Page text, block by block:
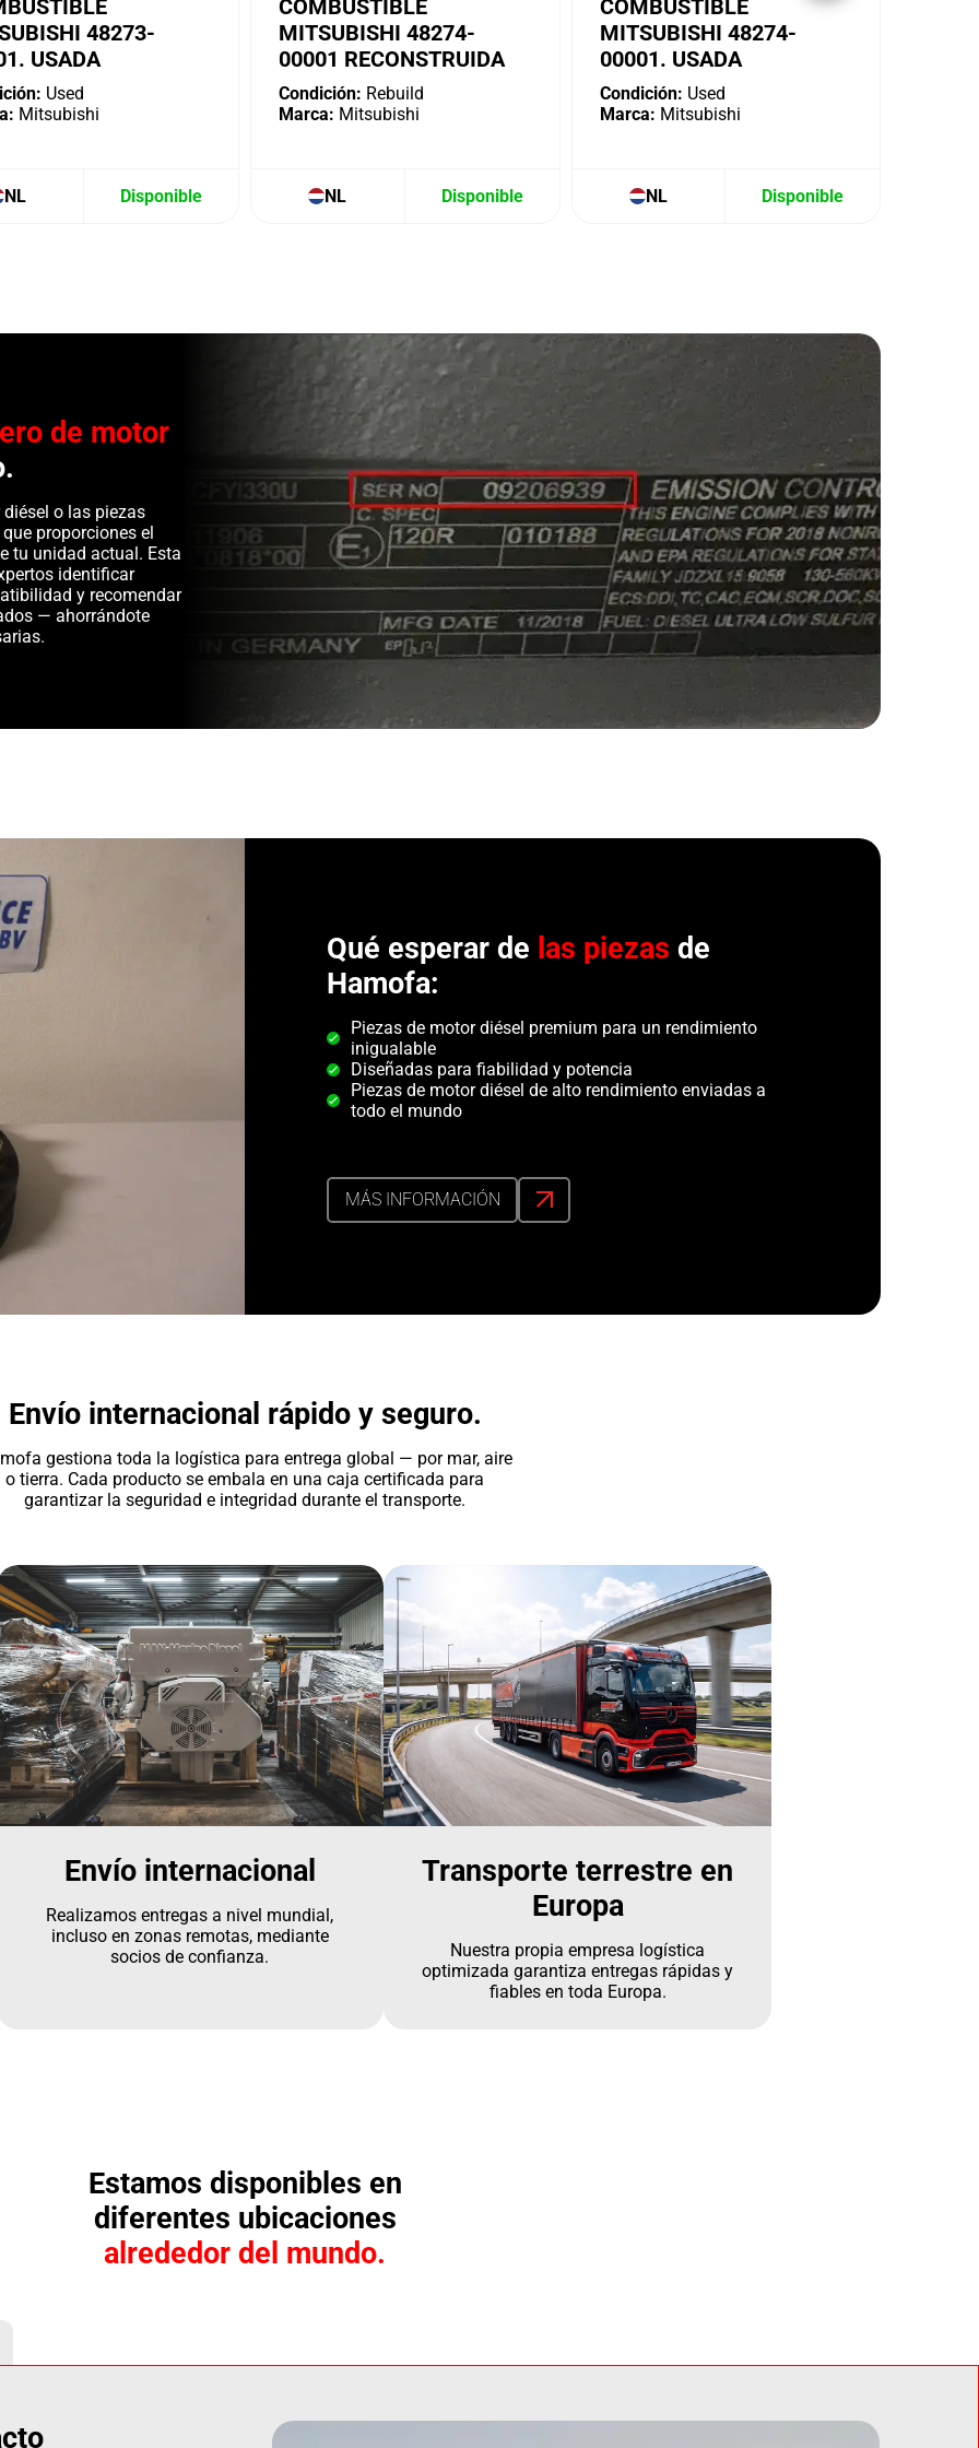
48273-
USADA
Used
Mitsubishi
NL Disponible
COMBUSTIBLE
MITSUBISHI 48274-
00001 RECONSTRUIDA
Condición: Rebuild
Marca: Mitsubishi
NL Disponible
COMBUSTIBLE
MITSUBISHI 48274-
00001. USADA
Condición: Used
Marca: Mitsubishi
NL Disponible
de motor
o las piezas
proporciones el
tu unidad actual. Esta
identificar
y recomendar
— ahorrándote
Qué esperar de las piezas de
Hamofa:
Piezas de motor diésel premium para un rendimiento
inigualable
Diseñadas para fiabilidad y potencia
Piezas de motor diésel de alto rendimiento enviadas a
todo el mundo
MÁS INFORMACIÓN
Envío internacional rápido y seguro.
gestiona toda la logística para entrega global — por mar, aire
o tierra. Cada producto se embala en una caja certificada para
garantizar la seguridad e integridad durante el transporte.
Envío internacional
Realizamos entregas a nivel mundial,
incluso en zonas remotas, mediante
socios de confianza.
Transporte terrestre en
Europa
Nuestra propia empresa logística
optimizada garantiza entregas rápidas y
fiables en toda Europa.
Estamos disponibles en
diferentes ubicaciones
alrededor del mundo.